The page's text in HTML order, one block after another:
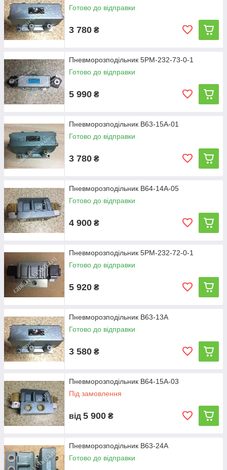
Готово до відправки
3 780 ₴
Пневморозподільник 5РМ-232-73-0-1
Готово до відправки
5 990 ₴
Пневморозподільник В63-15А-01
Готово до відправки
3 780 ₴
Пневморозподільник В64-14А-05
Готово до відправки
4 900 ₴
Пневморозподільник 5РМ-232-72-0-1
Готово до відправки
5 920 ₴
Пневморозподільник В63-13А
Готово до відправки
3 580 ₴
Пневморозподільник В64-15А-03
Під замовлення
від 5 900 ₴
Пневморозподільник В63-24А
Готово до відправки